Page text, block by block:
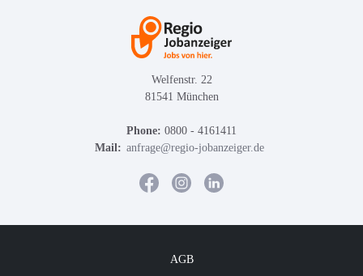
Welfenstr. 22
81541 München
Phone: 0800 - 4161411
Mail: anfrage@regio-jobanzeiger.de
AGB